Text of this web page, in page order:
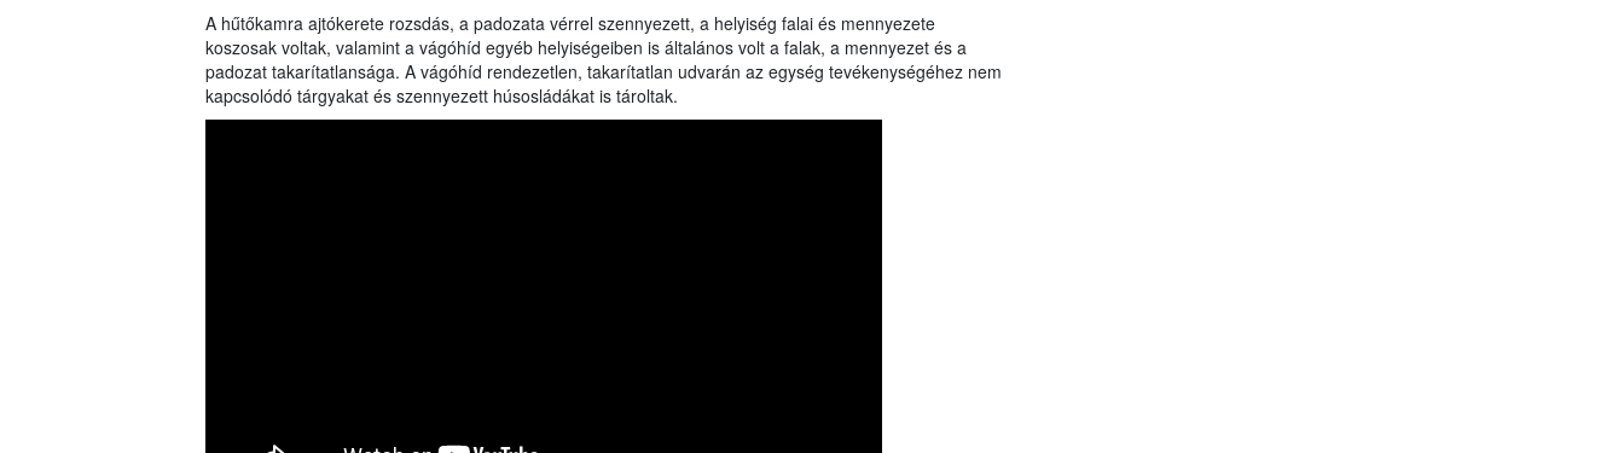
A hűtőkamra ajtókerete rozsdás, a padozata vérrel szennyezett, a helyiség falai és mennyezete
koszosak voltak, valamint a vágóhíd egyéb helyiségeiben is általános volt a falak, a mennyezet és a
padozat takarítatlansága. A vágóhíd rendezetlen, takarítatlan udvarán az egység tevékenységéhez nem
kapcsolódó tárgyakat és szennyezett húsosládákat is tároltak.